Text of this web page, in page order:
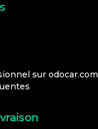
sur odocar.com